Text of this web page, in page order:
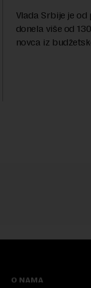
Vlada Srbije je od
donela više od
novca iz
O NAMA